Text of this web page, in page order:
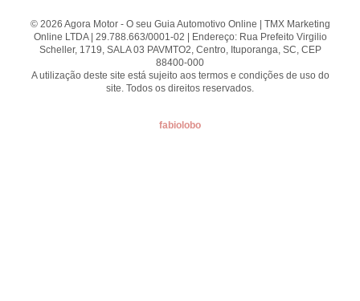
© 2026 Agora Motor - O seu Guia Automotivo Online | TMX Marketing
Online LTDA | 29.788.663/0001-02 | Endereço: Rua Prefeito Virgilio
Scheller, 1719, SALA 03 PAVMTO2, Centro, Ituporanga, SC, CEP
88400-000
A utilização deste site está sujeito aos termos e condições de uso do
site. Todos os direitos reservados.
fabiolobo